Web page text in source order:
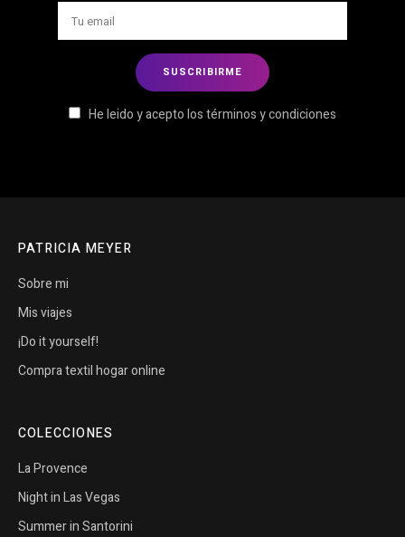
He leido y acepto los términos y condiciones
PATRICIA MEYER
Sobre mi
Mis viajes
¡Do it yourself!
Compra textil hogar online
COLECCIONES
La Provence
Night in Las Vegas
Summer in Santorini